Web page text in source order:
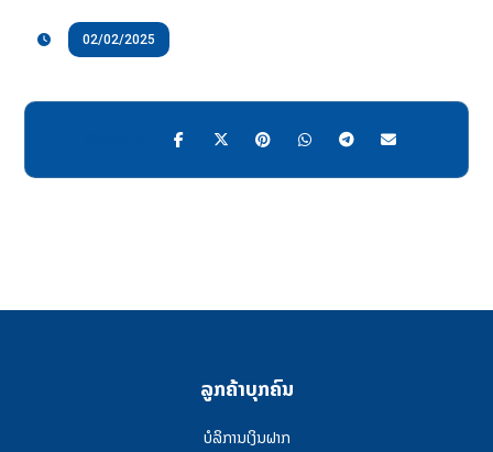
02/02/2025
ລູກຄ້າບຸກຄົນ
ບໍລິການເງິນຝາກ